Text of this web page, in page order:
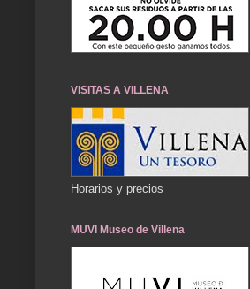
VISITAS A VILLENA
Horarios y precios
MUVI Museo de Villena